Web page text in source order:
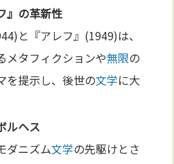
』の革新性
と『アレフ』(1949)は、
メタフィクションや無限の
を提示し、後世の文学に大
ルヘス
ダニズム文学の先駆けとさ